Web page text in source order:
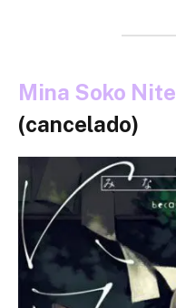
Mina Soko Nite
(cancelado)